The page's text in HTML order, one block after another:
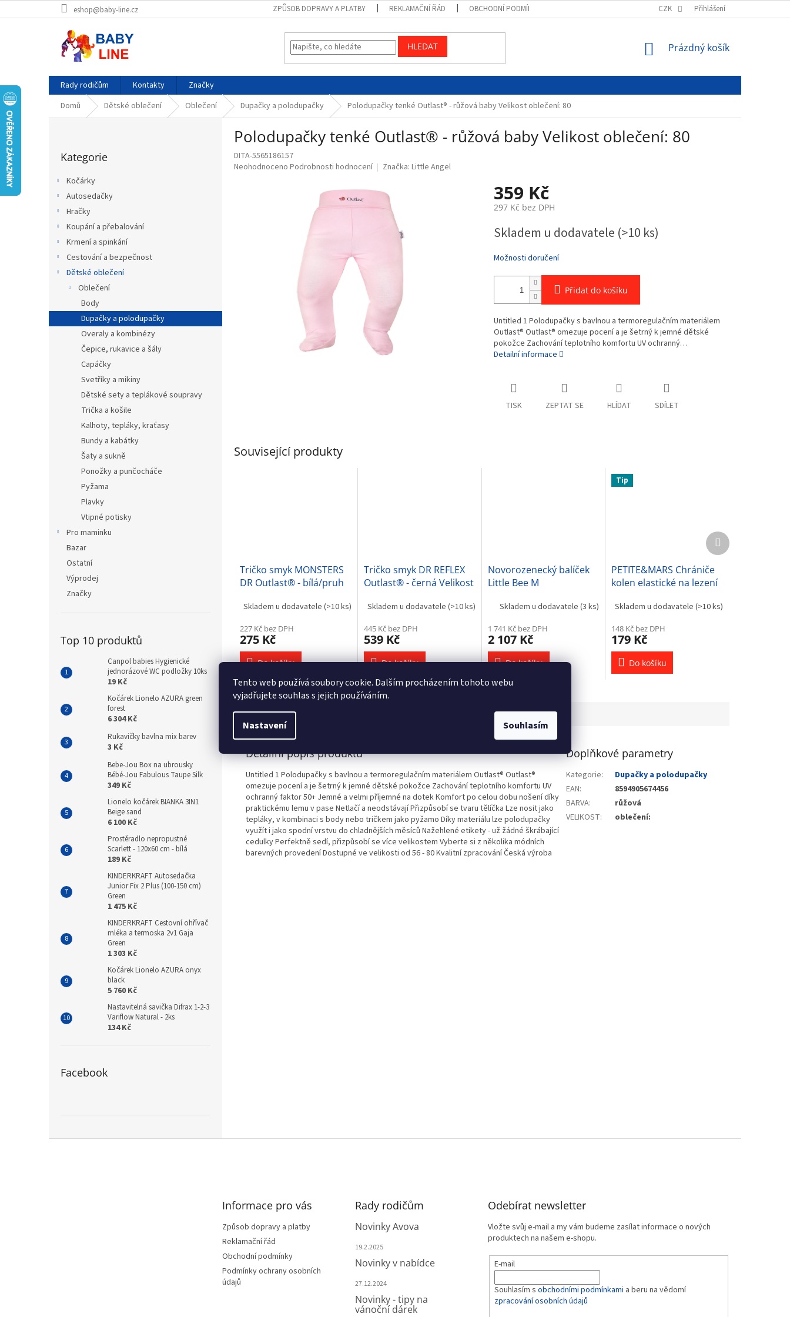
Tento web používá soubory cookie. Dalším procházením tohoto webu
vyjadřujete souhlas s jejich používáním.
Nastavení Souhlasím
na
eshop@baby-line.cz ZPŮSOB DOPRAVY A PLATBY REKLAMAČNÍ ŘÁD OBCHODNÍ PODMÍNKY PODMÍNKY OCHRANY OSOBNÍCH ÚDAJŮ
CZK Přihlášení
HLEDAT
NÁKUPNÍ
Prázdný košík
Rady rodičům Kontakty
Značky
Domů
Dětské oblečení Oblečení Dupačky a polodupačky Polodupačky tenké Outlast® - růžová baby Velikost oblečení: 80
kategorie
Kategorie
Kočárky
Autosedačky
Hračky
Koupání a přebalování
Krmení a spinkání
Cestování a bezpečnost
Dětské oblečení
Oblečení
Body
Dupačky a polodupačky
Overaly a kombinézy
Čepice, rukavice a šály
Capáčky
Svetříky a mikiny
Dětské sety a teplákové soupravy
Trička a košile
Kalhoty, tepláky, kraťasy
Bundy a kabátky
Šaty a sukně
Ponožky a punčocháče
Pyžama
Plavky
Vtipné potisky
Pro maminku
Bazar
Ostatní
Výprodej
Značky
Top 10 produktů
Canpol babies Hygienické
jednorázové WC podložky 10ks
19 Kč
Kočárek Lionelo AZURA green
forest
6 304 Kč
Rukavičky bavlna mix barev
3 Kč
Bebe-Jou Box na ubrousky
Bébé-Jou Fabulous Taupe Silk
349 Kč
Lionelo kočárek BIANKA 3IN1
Beige sand
6 100 Kč
Prostěradlo nepropustné
Scarlett - 120x60 cm - bílá
189 Kč
KINDERKRAFT Autosedačka
Junior Fix 2 Plus (100-150 cm)
Green
1 475 Kč
KINDERKRAFT Cestovní ohřívač
mléka a termoska 2v1 Gaja
Green
1 303 Kč
Kočárek Lionelo AZURA onyx
black
5 760 Kč
Nastavitelná savička Difrax 1-2-3
Variflow Natural - 2ks
134 Kč
Facebook
Polodupačky tenké Outlast® - růžová baby Velikost oblečení: 80
DITA-5565186157
Průměrné
Neohodnoceno Podrobnosti hodnocení Značka: Little Angel
359 Kč
297 Kč bez DPH
cena:
Skladem u dodavatele (>10 ks)
Možnosti doručení
Přidat do košíku
Untitled 1 Polodupačky s bavlnou a termoregulačním materiálem
Outlast® Outlast® omezuje pocení a je šetrný k jemné dětské
pokožce Zachování teplotního komfortu UV ochranný…
Detailní informace
TISK ZEPTAT SE HLÍDAT SDÍLET
Související produkty
Tričko smyk MONSTERS
DR Outlast® - bílá/pruh
oblečení: 86
Skladem u dodavatele (>10 ks)
227 Kč bez DPH
275 Kč
Do košíku
Tričko smyk DR REFLEX
Outlast® - černá Velikost
Skladem u dodavatele (>10 ks)
445 Kč bez DPH
539 Kč
Do košíku
Novorozenecký balíček
Little Bee M
Skladem u dodavatele(3 ks)
1 741 Kč bez DPH
2 107 Kč
Do košíku
Tip
PETITE&MARS Chrániče
kolen elastické na lezení
Skladem u dodavatele (>10 ks)
148 Kč bez DPH
179 Kč
Do košíku
Další
produkt
Popis Podobné (9)
Detailní popis produktu
Untitled 1 Polodupačky s bavlnou a termoregulačním materiálem Outlast® Outlast®
omezuje pocení a je šetrný k jemné dětské pokožce Zachování teplotního komfortu UV
ochranný faktor 50+ Jemné a velmi příjemné na dotek Komfort po celou dobu nošení díky
praktickému lemu v pase Netlačí a neodstávají Přizpůsobí se tvaru tělíčka Lze nosit jako
tepláky, v kombinaci s body nebo tričkem jako pyžamo Díky materiálu lze polodupačky
využít i jako spodní vrstvu do chladnějších měsíců Nažehlené etikety - už žádné škrábající
cedulky Perfektně sedí, přizpůsobí se více velikostem Vyberte si z několika módních
barevných provedení Dostupné ve velikosti od 56 - 80 Kvalitní zpracování Česká výroba
Doplňkové parametry
Kategorie:
Dupačky a polodupačky
EAN:
8594905674456
BARVA:
růžová
VELIKOST: oblečení:
Informace pro vás
Způsob dopravy a platby
Reklamační řád
Obchodní podmínky
Podmínky ochrany osobních
údajů
Rady rodičům
Novinky Avova
19.2.2025
Novinky v nabídce
27.12.2024
Novinky - tipy na
vánoční dárek
Odebírat newsletter
Vložte svůj e-mail a my vám budeme zasílat informace o nových
produktech na našem e-shopu.
E-mail
Souhlasím sobchodními podmínkami a beru na vědomí
zpracování osobních údajů